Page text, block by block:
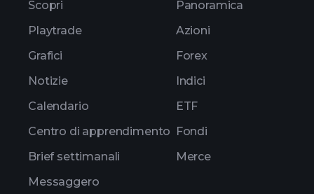
Scopri
Playtrade
Grafici
Notizie
Calendario
Centro di apprendimento
Brief settimanali
Messaggero
Panoramica
Azioni
Forex
Indici
ETF
Fondi
Merce